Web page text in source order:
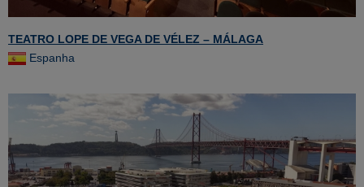
TEATRO LOPE DE VEGA DE VÉLEZ – MÁLAGA
Espanha